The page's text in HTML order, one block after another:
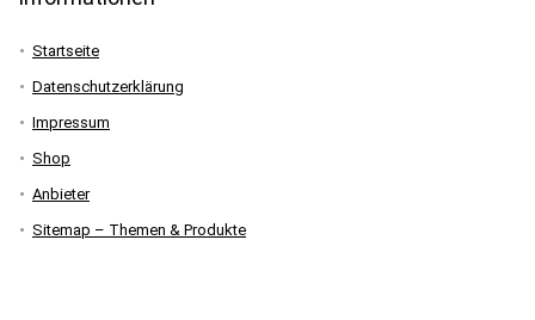
Startseite
Datenschutzerklärung
Impressum
Shop
Anbieter
Sitemap – Themen & Produkte